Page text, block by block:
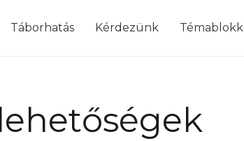
Táborhatás Kérdezünk Témablokk